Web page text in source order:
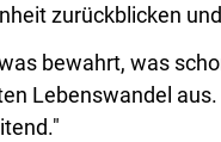
zurückblicken
bewahrt, was
Lebenswandel